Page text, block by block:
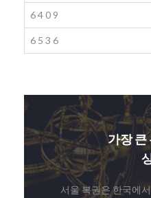
640 9
6 5 3 6
가장 큰
서울 복권은 한국에